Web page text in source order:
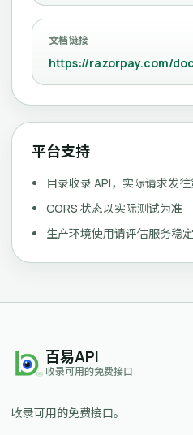
文档链接
https://razorpay.com/
平台支持
目录收录 API，实际请求发
CORS 状态以实际测试为准
生产环境使用请评估服务稳
百易API
收录可用的免费接口
收录可用的免费接口。